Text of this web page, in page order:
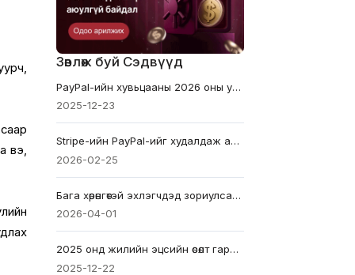
вэ,
Зөвлөж буй Сэдвүүд
PayPal-ийн хувьцааны 2026 оны урьдчилсан мэдээ: Үнэлгээ ба ашгийн хяналт
2025-12-23
Stripe-ийн PayPal-ийг худалдаж авах тухай мэдээллээр PayPal-ын хувьцааны үнэ огцом өсөв: Дараа нь юу болох вэ?
2026-02-25
Бага хөрөнгөтэй эхлэгчдэд зориулсан $100-аас доош 12 шилдэг хувьцаа
2026-04-01
2025 онд жилийн эцсийн өсөлт гарах уу? Анхаарах гол дохионууд
2025-12-22